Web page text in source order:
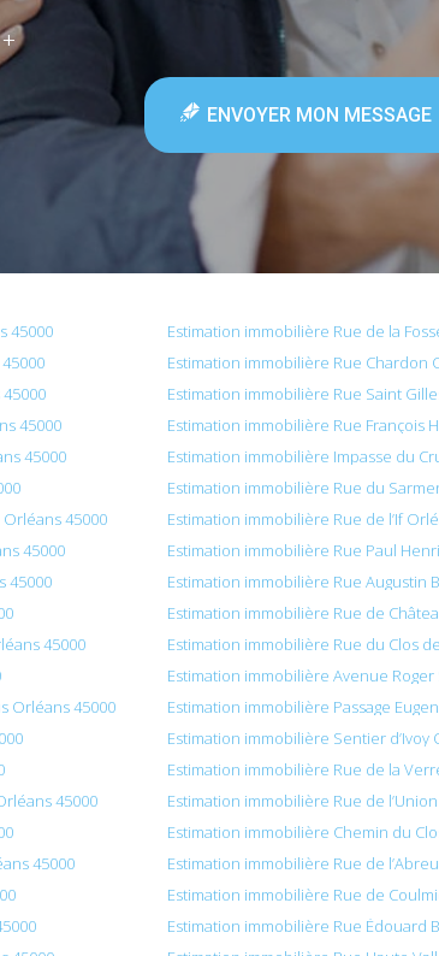
ENVOYER MON MESSAGE
45000
Estimation immobilière Rue de la
Estimation immobilière Rue Chardon
Estimation immobilière Rue Saint
45000
Estimation immobilière Rue François
45000
Estimation immobilière Impasse du
Estimation immobilière Rue du
45000
Estimation immobilière Rue de l’If
45000
Estimation immobilière Rue Paul
45000
Estimation immobilière Rue Augustin
Estimation immobilière Rue de
45000
Estimation immobilière Rue du Clos
Estimation immobilière Avenue
Orléans 45000
Estimation immobilière Passage
Estimation immobilière Sentier d’Ivoy
Estimation immobilière Rue de la
45000
Estimation immobilière Rue de
Estimation immobilière Chemin du
45000
Estimation immobilière Rue de
Estimation immobilière Rue de
Estimation immobilière Rue Édouard